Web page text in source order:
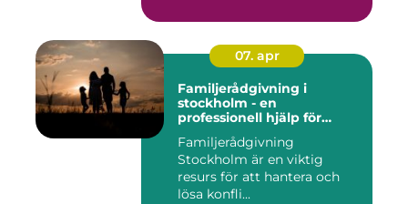
07. apr
Familjerådgivning i
stockholm - en
professionell hjälp för
Familjerådgivning
Stockholm är en viktig
resurs för att hantera och
lösa konfli...